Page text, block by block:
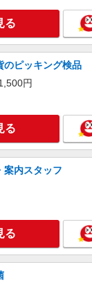
る
のピッキング検品
円
る
案内スタッフ
る